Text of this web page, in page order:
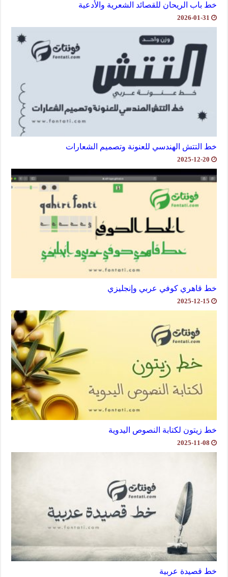
خط باب الريحان للقصائد الشعرية والأدعية
2026-01-31
خط التتش الهندسي للعنونة وتصميم الشعارات
2025-12-20
خط قاهري كوفي عربي وإنجليزي
2025-12-15
خط زيتون لكتابة النصوص اليدوية
2025-11-08
خط قصيدة عربية